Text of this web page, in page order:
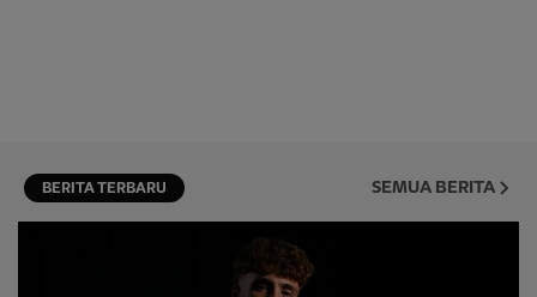
BERITA TERBARU SEMUA BERITA